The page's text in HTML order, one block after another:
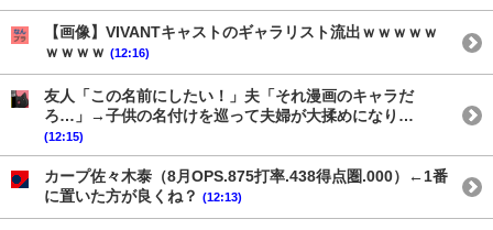
【画像】VIVANTキャストのギャラリスト流出ｗｗｗｗｗ
ｗｗｗｗ (12:16)
友人「この名前にしたい！」夫「それ漫画のキャラだ
ろ…」→子供の名付けを巡って夫婦が大揉めになり…
(12:15)
カープ佐々木泰（8月OPS.875打率.438得点圏.000）←1番
に置いた方が良くね？ (12:13)